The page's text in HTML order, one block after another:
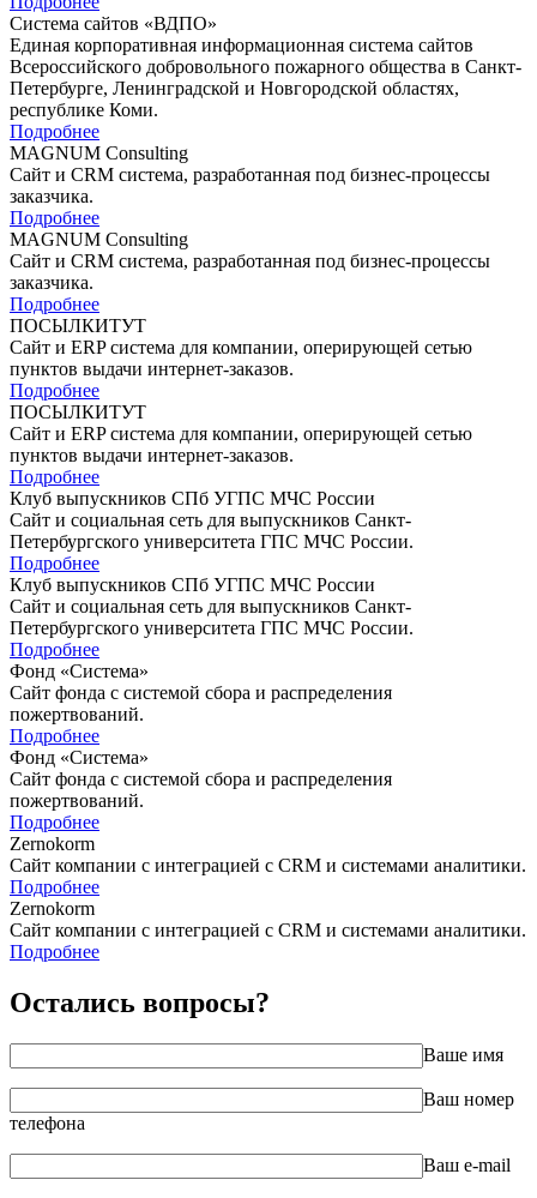
Система сайтов «ВДПО»
Единая корпоративная информационная система сайтов
Всероссийского добровольного пожарного общества в Санкт-
Петербурге, Ленинградской и Новгородской областях,
республике Коми.
Подробнее
MAGNUM Consulting
Сайт и CRM система, разработанная под бизнес-процессы
заказчика.
Подробнее
MAGNUM Consulting
Сайт и CRM система, разработанная под бизнес-процессы
заказчика.
Подробнее
ПОСЫЛКИТУТ
Сайт и ERP система для компании, оперирующей сетью
пунктов выдачи интернет-заказов.
Подробнее
ПОСЫЛКИТУТ
Сайт и ERP система для компании, оперирующей сетью
пунктов выдачи интернет-заказов.
Подробнее
Клуб выпускников СПб УГПС МЧС России
Сайт и социальная сеть для выпускников Санкт-
Петербургского университета ГПС МЧС России.
Подробнее
Клуб выпускников СПб УГПС МЧС России
Сайт и социальная сеть для выпускников Санкт-
Петербургского университета ГПС МЧС России.
Подробнее
Фонд «Система»
Сайт фонда с системой сбора и распределения
пожертвований.
Подробнее
Фонд «Система»
Сайт фонда с системой сбора и распределения
пожертвований.
Подробнее
Zernokorm
Сайт компании с интеграцией с CRM и системами аналитики.
Подробнее
Zernokorm
Сайт компании с интеграцией с CRM и системами аналитики.
Подробнее
Остались вопросы?
Ваше имя
Ваш номер
телефона
Ваш e-mail